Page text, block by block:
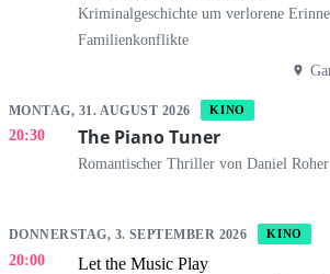
Kriminalgeschichte um verlorene
Familienkonflikte
MONTAG, 31. AUGUST 2026 KINO
20:30 The Piano Tuner
Romantischer Thriller von Daniel Roher
DONNERSTAG, 3. SEPTEMBER 2026 KINO
20:00 Let the Music Play